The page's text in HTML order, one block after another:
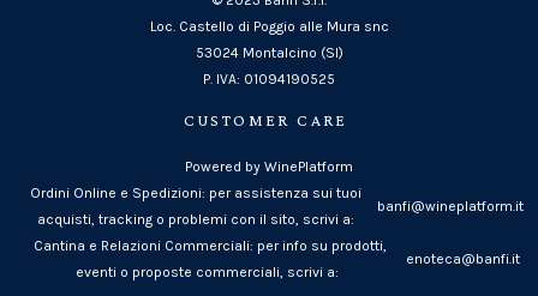
Loc. Castello di Poggio alle Mura snc
53024 Montalcino (SI)
P. IVA: 01094190525
CUSTOMER CARE
Powered by WinePlatform
Ordini Online e Spedizioni: per assistenza sui tuoi
acquisti, tracking o problemi con il sito, scrivi a:
banfi@wineplatform.it
Cantina e Relazioni Commerciali: per info su prodotti,
eventi o proposte commerciali, scrivi a:
enoteca@banfi.it